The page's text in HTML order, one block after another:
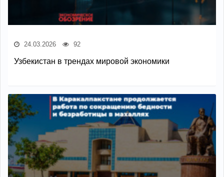
24.03.2026 92
Узбекистан в трендах мировой экономики